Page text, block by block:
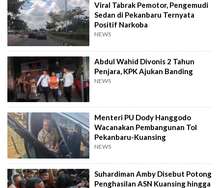
Viral Tabrak Pemotor, Pengemudi
Sedan di Pekanbaru Ternyata
Positif Narkoba
NEWS
Abdul Wahid Divonis 2 Tahun
Penjara, KPK Ajukan Banding
NEWS
Menteri PU Dody Hanggodo
Wacanakan Pembangunan Tol
Pekanbaru-Kuansing
NEWS
Suhardiman Amby Disebut Potong
Penghasilan ASN Kuansing hingga